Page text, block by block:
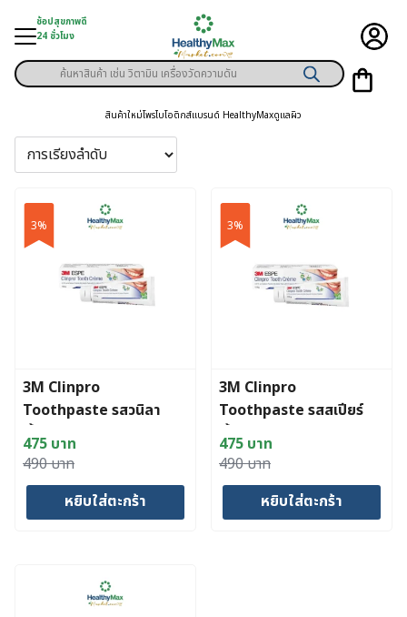
content
ช้อปสุขภาพดี
24 ชั่วโมง
มู่สินค้า
าพเฉพาะคุณ
ษสมาชิก
Products
search
สินค้าใหม่โพรไบโอติกส์แบรนด์ HealthyMaxดูแลผิว
3%
3M Clinpro
Toothpaste รสวนิลา
มิ้นต์ขนาด 113 กรัม
490บาท
Original
price
475 บาท
Current
price
หยิบใส่ตะกร้า
3%
3M Clinpro
Toothpaste รสสเปียร์
มิ้นต์ขนาด 113 กรัม
490บาท
Original
price
475 บาท
Current
price
หยิบใส่ตะกร้า